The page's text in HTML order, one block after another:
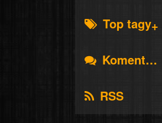
Top tagy
Komentáře
RSS